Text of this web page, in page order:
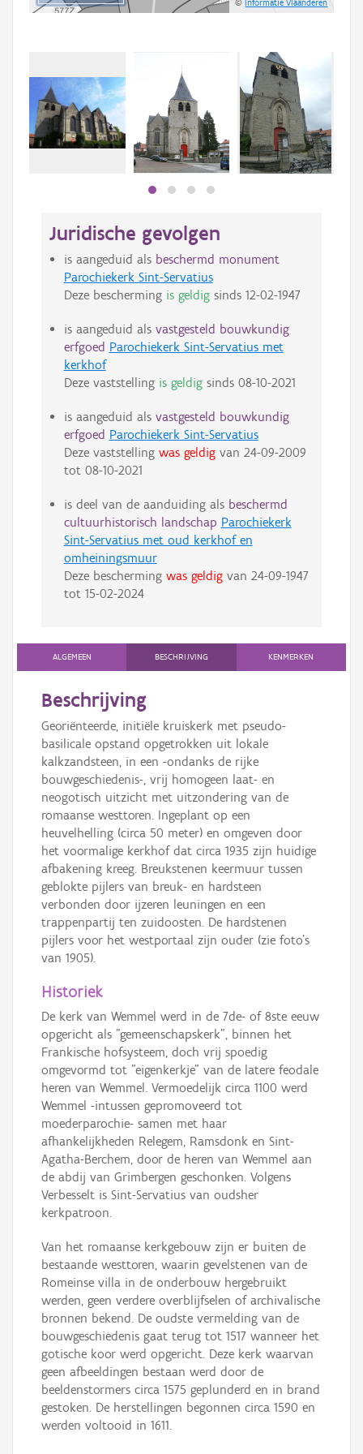
©Informatie Vlaanderen
Juridische gevolgen
is aangeduid als beschermd monument
Parochiekerk Sint-Servatius
Deze bescherming is geldigsinds 12-02-1947
is aangeduid als vastgesteld bouwkundig
erfgoed Parochiekerk Sint-Servatius met
kerkhof
Deze vaststelling is geldigsinds 08-10-2021
is aangeduid als vastgesteld bouwkundig
erfgoed Parochiekerk Sint-Servatius
Deze vaststelling was geldigvan 24-09-2009
tot 08-10-2021
is deel van de aanduiding als beschermd
cultuurhistorisch landschap Parochiekerk
Sint-Servatius met oud kerkhof en
omheiningsmuur
Deze bescherming was geldigvan 24-09-1947
tot 15-02-2024
ALGEMEEN BESCHRIJVING KENMERKEN
Beschrijving
Georiënteerde, initiële kruiskerk met pseudo-
basilicale opstand opgetrokken uit lokale
kalkzandsteen, in een -ondanks de rijke
bouwgeschiedenis-, vrij homogeen laat- en
neogotisch uitzicht met uitzondering van de
romaanse westtoren. Ingeplant op een
heuvelhelling (circa 50 meter) en omgeven door
het voormalige kerkhof dat circa 1935 zijn huidige
afbakening kreeg. Breukstenen keermuur tussen
geblokte pijlers van breuk- en hardsteen
verbonden door ijzeren leuningen en een
trappenpartij ten zuidoosten. De hardstenen
pijlers voor het westportaal zijn ouder (zie foto's
van 1905).
Historiek
De kerk van Wemmel werd in de 7de- of 8ste eeuw
opgericht als "gemeenschapskerk", binnen het
Frankische hofsysteem, doch vrij spoedig
omgevormd tot "eigenkerkje" van de latere feodale
heren van Wemmel. Vermoedelijk circa 1100 werd
Wemmel -intussen gepromoveerd tot
moederparochie- samen met haar
afhankelijkheden Relegem, Ramsdonk en Sint-
Agatha-Berchem, door de heren van Wemmel aan
de abdij van Grimbergen geschonken. Volgens
Verbesselt is Sint-Servatius van oudsher
kerkpatroon.
Van het romaanse kerkgebouw zijn er buiten de
bestaande westtoren, waarin gevelstenen van de
Romeinse villa in de onderbouw hergebruikt
werden, geen verdere overblijfselen of archivalische
bronnen bekend. De oudste vermelding van de
bouwgeschiedenis gaat terug tot 1517 wanneer het
gotische koor werd opgericht. Deze kerk waarvan
geen afbeeldingen bestaan werd door de
beeldenstormers circa 1575 geplunderd en in brand
gestoken. De herstellingen begonnen circa 1590 en
werden voltooid in 1611.